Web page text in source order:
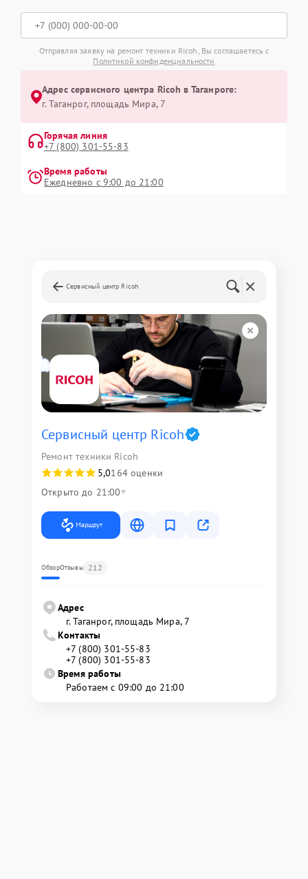
Отправляя заявку на ремонт техники Ricoh, Вы соглашаетесь с
Политикой конфиденциальности
Адрес сервисного центра Ricoh в Таганроге:
г. Таганрог, площадь Мира, 7
Горячая линия
+7 (800) 301-55-83
Время работы
Ежедневно с 9:00 до 21:00
Сервисный центр Ricoh
Сервисный центр Ricoh
Ремонт техники Ricoh
5,0164 оценки
Открыто до 21:00
Маршрут
ОбзорОтзывы 212
Адрес
г. Таганрог, площадь Мира, 7
Контакты
+7 (800) 301-55-83
+7 (800) 301-55-83
Время работы
Работаем с 09:00 до 21:00